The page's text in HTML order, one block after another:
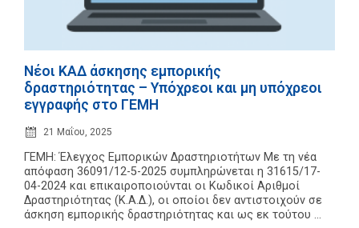
Νέοι ΚΑΔ άσκησης εμπορικής
δραστηριότητας – Υπόχρεοι και μη υπόχρεοι
εγγραφής στο ΓΕΜΗ
21 Μαΐου, 2025
ΓΕΜΗ: Έλεγχος Εμπορικών Δραστηριοτήτων Με τη νέα
απόφαση 36091/12-5-2025 συμπληρώνεται η 31615/17-
04-2024 και επικαιροποιούνται οι Κωδικοί Αριθμοί
Δραστηριότητας (Κ.Α.Δ.), οι οποίοι δεν αντιστοιχούν σε
άσκηση εμπορικής δραστηριότητας και ως εκ τούτου ...